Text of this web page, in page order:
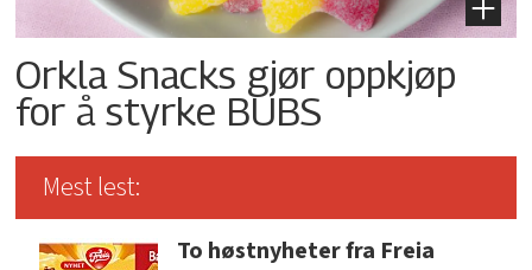
Orkla Snacks gjør oppkjøp
for å styrke BUBS
Mest lest:
To høstnyheter fra Freia